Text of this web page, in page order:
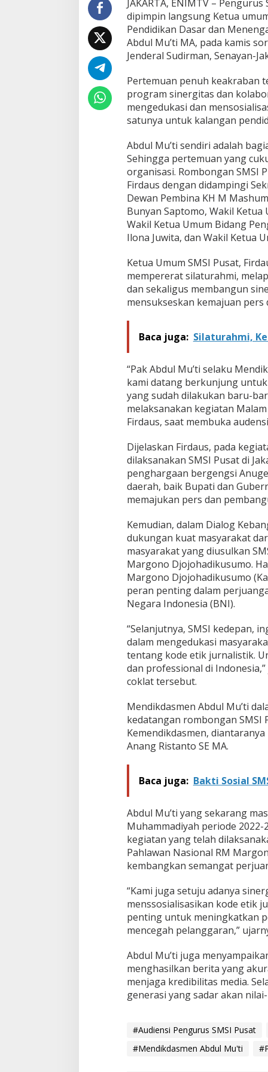
n
A
b
u
l
u
’
JAKARTA, ENIMTV –
dipimpin langsung Ketua
Pendidikan Dasar dan
Abdul Mu’ti MA, pada kamis
Jenderal Sudirman, Senayan-
Pertemuan penuh keakraban
program sinergitas dan
mengedukasi dan
satunya untuk kalangan
Abdul Mu’ti sendiri adalah
Sehingga pertemuan yang
organisasi. Rombongan SMSI
Firdaus dengan didampingi
Dewan Pembina KH M
Bunyan Saptomo, Wakil
Wakil Ketua Umum Bidang
Ilona Juwita, dan Wakil Ketua
Ketua Umum SMSI Pusat,
mempererat silaturahmi,
dan sekaligus membangun
mensukseskan kemajuan
Baca juga: Silaturahmi,
“Pak Abdul Mu’ti selaku
kami datang berkunjung
yang sudah dilakukan baru-
melaksanakan kegiatan
Firdaus, saat membuka
Dijelaskan Firdaus, pada
dilaksanakan SMSI Pusat di
penghargaan bergengsi
daerah, baik Bupati dan
memajukan pers dan
Kemudian, dalam Dialog
dukungan kuat masyarakat
masyarakat yang diusulkan
Margono Djojohadikusumo.
Margono Djojohadikusumo
peran penting dalam
Negara Indonesia (BNI).
“Selanjutnya, SMSI kedepan,
dalam mengedukasi
tentang kode etik jurnalistik.
dan professional di
coklat tersebut.
Mendikdasmen Abdul Mu’ti
kedatangan rombongan SMSI
Kemendikdasmen,
Anang Ristanto SE MA.
Baca juga: Bakti Sosial
Abdul Mu’ti yang sekarang
Muhammadiyah periode
kegiatan yang telah
Pahlawan Nasional RM
kembangkan semangat
“Kami juga setuju adanya
menssosialisasikan kode etik
penting untuk meningkatkan
mencegah pelanggaran,”
Abdul Mu’ti juga
menghasilkan berita yang
menjaga kredibilitas media.
generasi yang sadar akan
#Audiensi Pengurus SMSI Pusat
#Mendikdasmen Abdul Mu'ti